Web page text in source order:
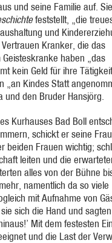
und seine Familie auf.
feststellt, „die
und
Kranker, die das
haben „das
kein Geld für ihre
„an Kindes Statt
und den Bruder Hansjörg.
Kurhauses Bad Boll
schickt er seine
beiden Frauen wichtig;
leiten und die
alles von der Bühne
namentlich da so viele
mit Aufnahme von
sich die Hand und
Mit dem festesten
und die Last der